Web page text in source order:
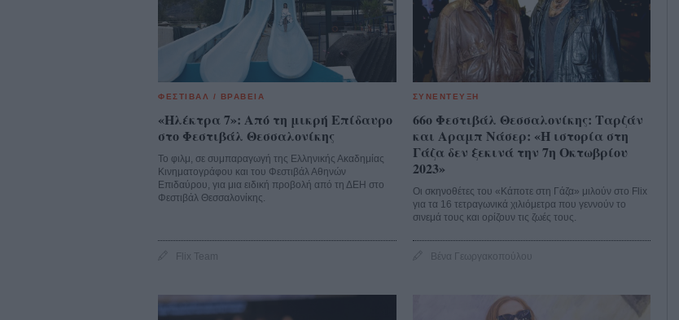
ΦΕΣΤΙΒΑΛ / ΒΡΑΒΕΙΑ
«Ηλέκτρα 7»: Από τη μικρή Επίδαυρο
στο Φεστιβάλ Θεσσαλονίκης
Το φιλμ, σε συμπαραγωγή της Ελληνικής Ακαδημίας
Κινηματογράφου και του Φεστιβάλ Αθηνών
Επιδαύρου, για μια ειδική προβολή από τη ΔΕΗ στο
Φεστιβάλ Θεσσαλονίκης.
Flix Team
ΣΥΝΕΝΤΕΥΞΗ
66ο Φεστιβάλ Θεσσαλονίκης: Ταρζάν
και Αραμπ Νάσερ: «Η ιστορία στη
Γάζα δεν ξεκινά την 7η Οκτωβρίου
2023»
Οι σκηνοθέτες του «Κάποτε στη Γάζα» μιλούν στο Flix
για τα 16 τετραγωνικά χιλιόμετρα που γεννούν το
σινεμά τους και ορίζουν τις ζωές τους.
Βένα Γεωργακοπούλου